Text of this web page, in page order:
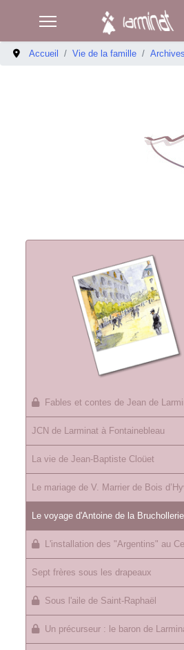
Accueil Vie de la famille
Fables et contes de Jean de
JCN de Larminat à Fontainebleau
La vie de Jean-Baptiste Cloüet
Le mariage de V. Marrier de Bois
Le voyage d'Antoine de la Bruchollerie
L'installation des "Argentins" au
Sept frères sous les drapeaux
Sous l'aile de Saint-Raphaël
Un précurseur : le baron de